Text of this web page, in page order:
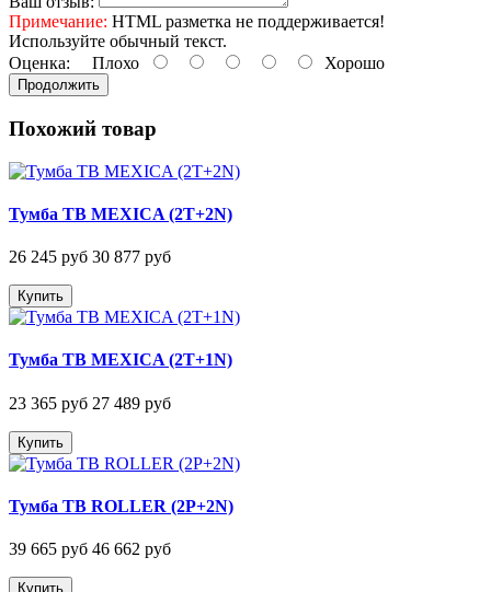
Примечание: HTML разметка не поддерживается!
Используйте обычный текст.
Оценка: Плохо Хорошо
Продолжить
Похожий товар
Тумба ТВ MEXICA (2T+2N)
26 245 руб 30 877 руб
Купить
Тумба ТВ MEXICA (2T+1N)
23 365 руб 27 489 руб
Купить
Тумба ТВ ROLLER (2P+2N)
39 665 руб 46 662 руб
Купить